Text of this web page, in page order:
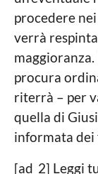
procedere
verrà
procura
riterrà – per
quella di
informata dei
[ad_2] Leggi